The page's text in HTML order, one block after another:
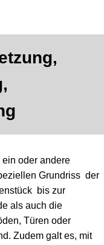
ein oder andere
Grundriss der
bis zur
als auch die
Türen oder
Zudem galt es, mit